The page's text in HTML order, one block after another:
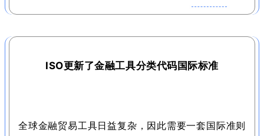
ISO更新了金融工具分类代码国际标准
全球金融贸易工具日益复杂，因此需要一套国际准则